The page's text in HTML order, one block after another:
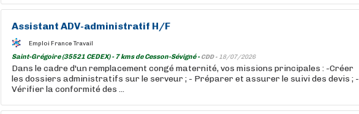
Assistant ADV-administratif H/F
Emploi France Travail
Saint-Grégoire (35521 CEDEX) - 7 kms de Cesson-Sévigné -CDD - 18/07/2026
Dans le cadre d'un remplacement congé maternité, vos missions principales : -Créer
les dossiers administratifs sur le serveur ; - Préparer et assurer le suivi des devis ; -
Vérifier la conformité des ...